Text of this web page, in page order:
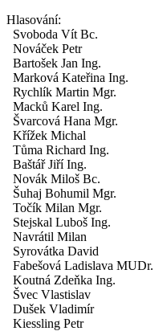
Hlasování:
Svoboda Vít
Nováček
Bartošek Jan
Marková
Rychlík Martin
Macků Karel
Švarcová
Křížek
Tůma
Baštář Jiří
Novák Miloš
Šuhaj
Točík Milan
Stejskal
Navrátil
Syrovátka
Fabešová Ladislava
Koutná Zdeňka
Švec
Dušek
Kiessling